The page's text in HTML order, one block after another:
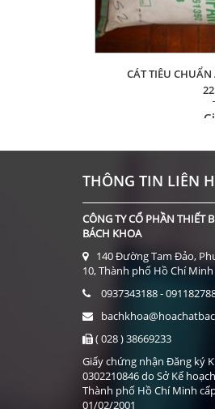
CÁT TIÊU CHUẨN
THÔNG TIN LIÊN
CÔNG TY CỔ PHẦN THIẾT
BÁCH KHOA
140 Đường Tam Đảo,
10, Thành phố Hồ Chí Minh
0937343188 -
( 028 ) 38669233
Giấy chứng nhận Đăng ký
0302210846 do Sở Kế
Thành phố Hồ Chí Minh
01/02/2001